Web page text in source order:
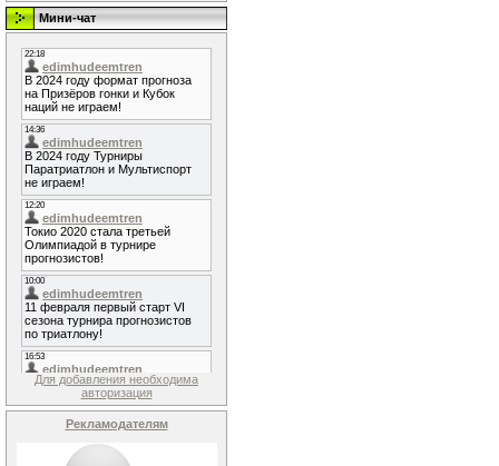
Мини-чат
Для добавления необходима
авторизация
Рекламодателям